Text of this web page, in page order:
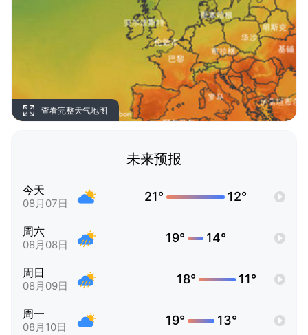
查看完整天气地图
未来预报
今天
08月07日 21° 12°
周六
08月08日 19° 14°
周日
08月09日 18° 11°
周一
08月10日 19° 13°